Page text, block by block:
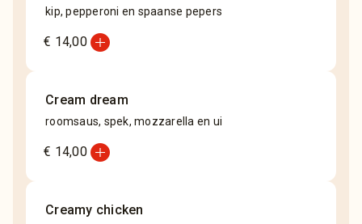
kip, pepperoni en spaanse pepers
€ 14,00add_circle
Cream dream
roomsaus, spek, mozzarella en ui
€ 14,00add_circle
Creamy chicken